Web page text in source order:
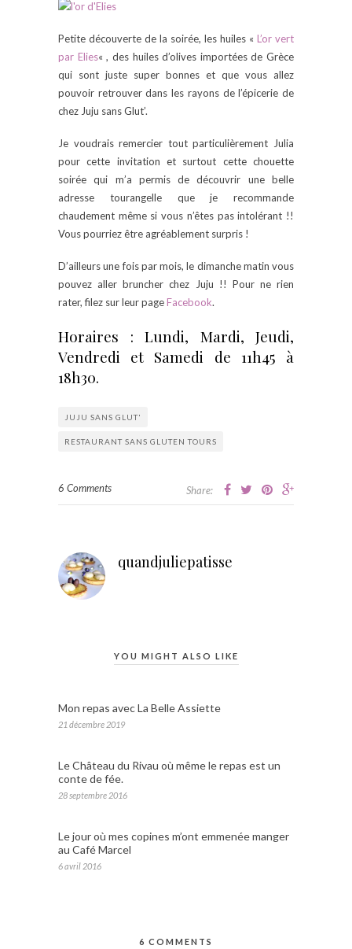
Petite découverte de la soirée, les huiles « L’or vert
par Elies« , des huiles d’olives importées de Grèce
qui sont juste super bonnes et que vous allez
pouvoir retrouver dans les rayons de l’épicerie de
chez Juju sans Glut’.
Je voudrais remercier tout particulièrement Julia
pour cette invitation et surtout cette chouette
soirée qui m’a permis de découvrir une belle
adresse tourangelle que je recommande
chaudement même si vous n’êtes pas intolérant !!
Vous pourriez être agréablement surpris !
D’ailleurs une fois par mois, le dimanche matin vous
pouvez aller bruncher chez Juju !! Pour ne rien
rater, filez sur leur pageFacebook.
Horaires : Lundi, Mardi, Jeudi,
Vendredi et Samedi de 11h45 à
18h30.
JUJU SANS GLUT'
RESTAURANT SANS GLUTEN TOURS
6 Comments Share:
quandjuliepatisse
YOU MIGHT ALSO LIKE
Mon repas avec La Belle Assiette
21 décembre 2019
Le Château du Rivau où même le repas est un
conte de fée.
28 septembre 2016
Le jour où mes copines m’ont emmenée manger
au Café Marcel
6 avril 2016
6 COMMENTS